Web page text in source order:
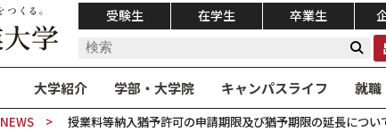
受験生 在学生 卒業生
大学紹介 学部・大学院 キャンパスライフ 就職
NEWS 授業料等納入猶予許可の申請期限及び猶予期限の延長につい